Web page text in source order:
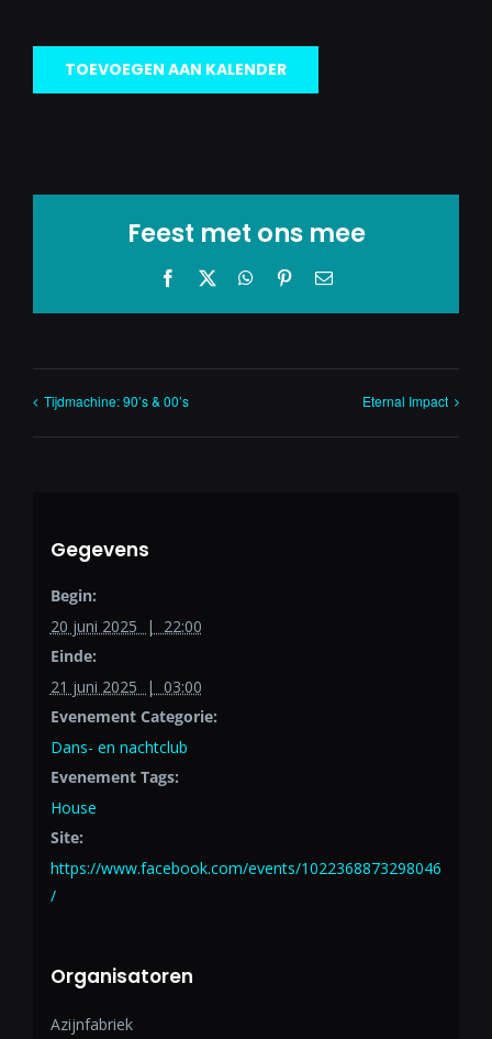
TOEVOEGEN AAN KALENDER
Feest met ons mee
Facebook WhatsApp
Pinterest
E-
Tijdmachine: 90’s & 00’s Eternal Impact
Gegevens
Begin:
20 juni 2025 | 22:00
Einde:
21 juni 2025 | 03:00
Evenement Categorie:
Dans- en nachtclub
Evenement Tags:
House
Site:
https://www.facebook.com/events/1022368873298046
/
Organisatoren
Azijnfabriek